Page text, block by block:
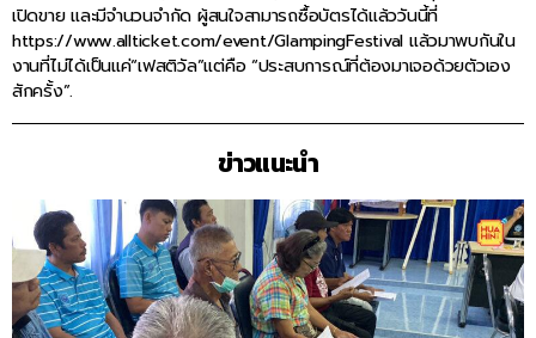
เปิดขาย และมีจำนวนจำกัด ผู้สนใจสามารถซื้อบัตรได้แล้ววันนี้ที่
https://www.allticket.com/event/GlampingFestival แล้วมาพบกันใน
งานที่ไม่ได้เป็นแค่“เฟสติวัล”แต่คือ “ประสบการณ์ที่ต้องมาเจอด้วยตัวเอง
สักครั้ง”.
ข่าวแนะนำ